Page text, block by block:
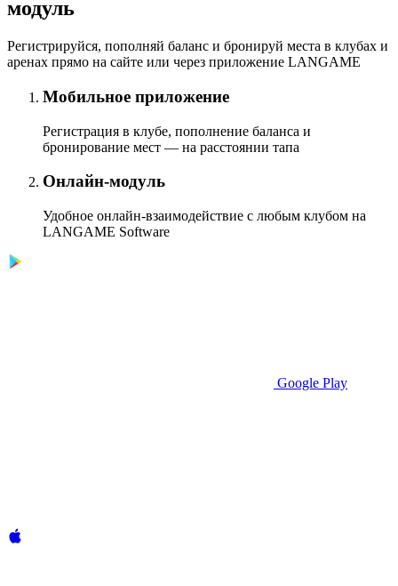
модуль
Регистрируйся, пополняй баланс и бронируй места в клубах и
аренах прямо на сайте или через приложение LANGAME
Мобильное приложение
Регистрация в клубе, пополнение баланса и
бронирование мест — на расстоянии тапа
Онлайн-модуль
Удобное онлайн-взаимодействие с любым клубом на
LANGAME Software
Google Play